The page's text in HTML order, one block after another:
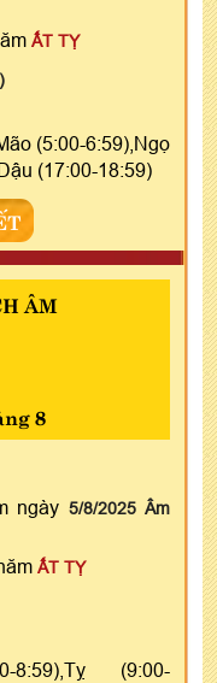
ẤT TỴ
(5:00-6:59),Ngọ
(17:00-18:59)
ÂM
8
ngày 5/8/2025 Âm
năm ẤT TỴ
8:59),Tỵ (9:00-